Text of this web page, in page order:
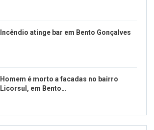
Incêndio atinge bar em Bento Gonçalves
Homem é morto a facadas no bairro
Licorsul, em Bento…